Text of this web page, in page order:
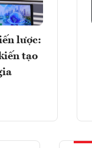
lược:
tạo